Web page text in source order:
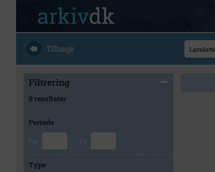
Tilbage
Filtrering
0 resultater
Periode
Fra Til
Type